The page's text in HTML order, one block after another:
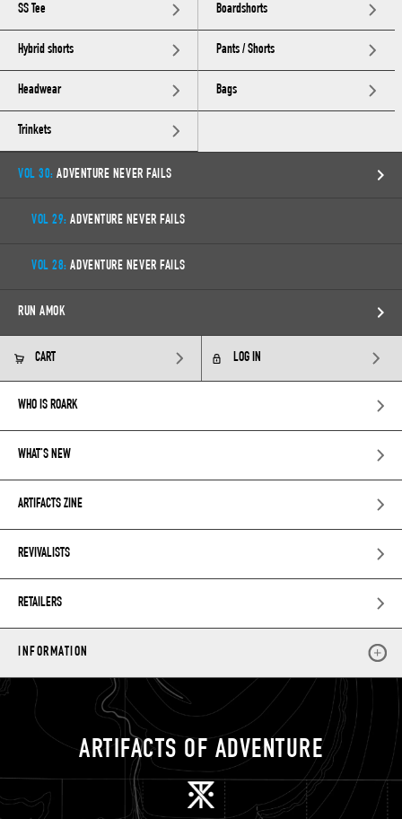
SS Tee Boardshorts
Hybrid shorts Pants / Shorts
Headwear Bags
Trinkets
VOL 30: ADVENTURE NEVER FAILS
VOL 29: ADVENTURE NEVER FAILS
VOL 28: ADVENTURE NEVER FAILS
RUN AMOK
CART LOG IN
WHO IS ROARK
WHAT’S NEW
ARTIFACTS ZINE
REVIVALISTS
RETAILERS
INFORMATION
ARTIFACTS OF ADVENTURE